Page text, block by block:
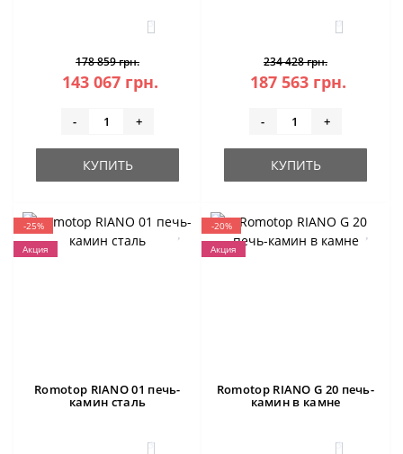
3
178 859 грн.
143 067 грн.
- +
КУПИТЬ
0
234 428 грн.
187 563 грн.
- +
КУПИТЬ
-25%
Акция
Romotop RIANO 01 печь-
камин сталь
3
-20%
Акция
Romotop RIANO G 20 печь-
камин в камне
3